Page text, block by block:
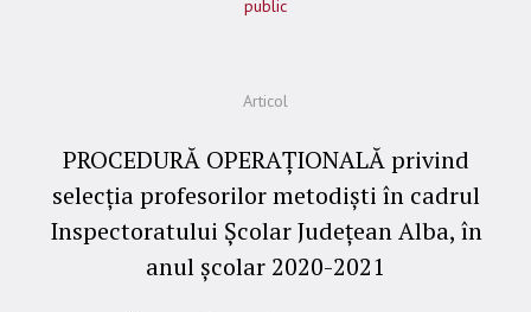
public
Articol
PROCEDURĂ OPERAȚIONALĂ privind
selecția profesorilor metodiști în cadrul
Inspectoratului Școlar Județean Alba, în
anul școlar 2020-2021